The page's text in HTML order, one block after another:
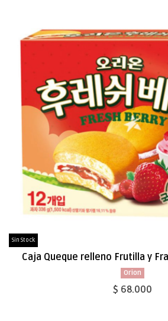
Sin Stock
Caja Queque relleno Frutilla y
Orion
$ 68.000